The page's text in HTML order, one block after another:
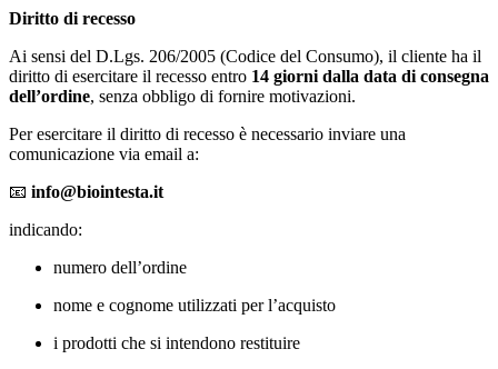
Diritto di recesso
Ai sensi del D.Lgs. 206/2005 (Codice del Consumo), il cliente ha il
diritto di esercitare il recesso entro 14 giorni dalla data di consegna
dell’ordine, senza obbligo di fornire motivazioni.
Per esercitare il diritto di recesso è necessario inviare una
comunicazione via email a:
📧 info@biointesta.it
indicando:
numero dell’ordine
nome e cognome utilizzati per l’acquisto
i prodotti che si intendono restituire